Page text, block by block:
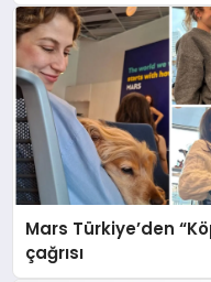
Mars Türkiye’den
çağrısı